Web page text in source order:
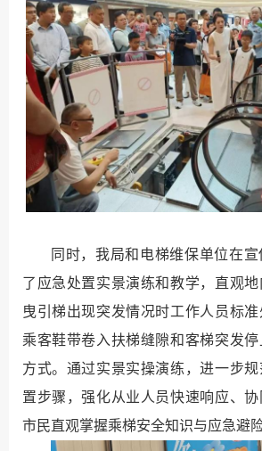
同时，我局和电梯维保单位在
了应急处置实景演练和教学，直观
曳引梯出现突发情况时工作人员标
乘客鞋带卷入扶梯缝隙和客梯突发
方式。通过实景实操演练，进一步
置步骤，强化从业人员快速响应、
市民直观掌握乘梯安全知识与应急避险